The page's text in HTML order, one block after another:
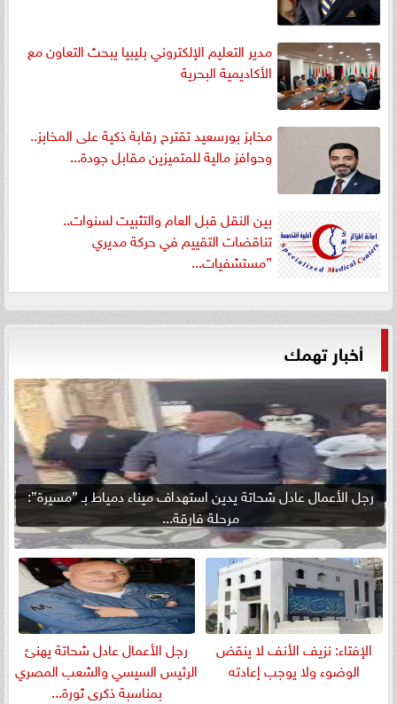
مدير التعليم الإلكتروني بليبيا يبحث التعاون مع
الأكاديمية البحرية
مخابز بورسعيد تقترح رقابة ذكية على المخابز..
وحوافز مالية للمتميزين مقابل جودة...
بين النقل قبل العام والتثبيت لسنوات..
تناقضات التقييم في حركة مديري
”مستشفيات...
أخبار تهمك
رجل الأعمال عادل شحاتة يدين استهداف ميناء دمياط بـ ”مسيرة”:
مرحلة فارقة...
الإفتاء: نزيف الأنف لا ينقض
الوضوء ولا يوجب إعادته
رجل الأعمال عادل شحاتة يهنئ
الرئيس السيسي والشعب المصري
بمناسبة ذكرى ثورة...